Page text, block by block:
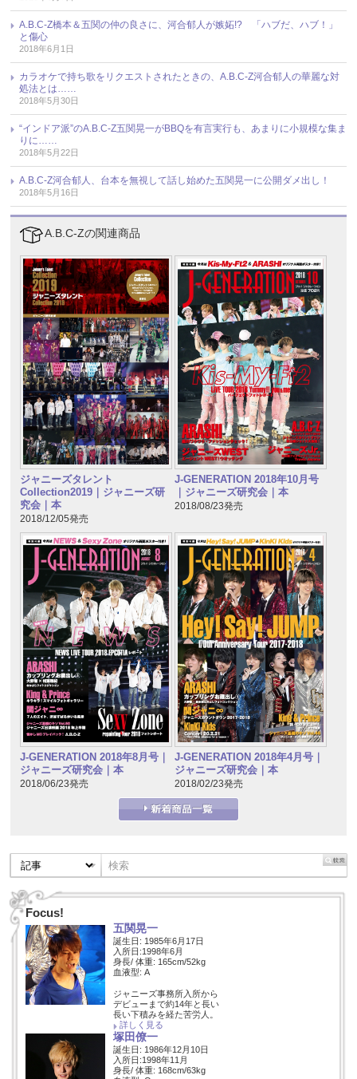
A.B.C-Z橋本＆五関の仲の良さに、河合郁人が嫉妬!? 「ハブだ、ハブ！」
と傷心
2018年6月1日
カラオケで持ち歌をリクエストされたときの、A.B.C-Z河合郁人の華麗な対
処法とは……
2018年5月30日
“インドア派”のA.B.C-Z五関晃一がBBQを有言実行も、あまりに小規模な集ま
りに……
2018年5月22日
A.B.C-Z河合郁人、台本を無視して話し始めた五関晃一に公開ダメ出し！
2018年5月16日
A.B.C-Zの関連商品
ジャニーズタレント
Collection2019｜ジャニーズ研
究会｜本
2018/12/05発売
J-GENERATION 2018年10月号
｜ジャニーズ研究会｜本
2018/08/23発売
J-GENERATION 2018年8月号｜
ジャニーズ研究会｜本
2018/06/23発売
J-GENERATION 2018年4月号｜
ジャニーズ研究会｜本
2018/02/23発売
Focus!
五関晃一
誕生日: 1985年6月17日
入所日:1998年6月
身長/ 体重: 165cm/52kg
血液型: A
ジャニーズ事務所入所から
デビューまで約14年と長い
長い下積みを経た苦労人。
詳しく見る
塚田僚一
誕生日: 1986年12月10日
入所日:1998年11月
身長/ 体重: 168cm/63kg